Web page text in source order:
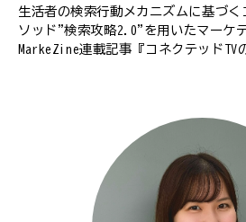
生活者の検索行動メカニズムに基づく
ソッド"検索攻略2.0"を用いたマーケ
MarkeZine連載記事『コネクテッドTV